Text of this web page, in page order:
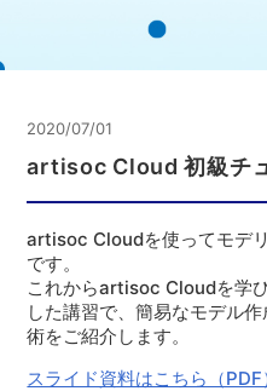
2020/07/01
artisoc Cloud 初級チ
artisoc Cloudを使ってモデ
です。
これからartisoc Cloudを学
した講習で、簡易なモデル
術をご紹介します。
スライド資料はこちら（PDF